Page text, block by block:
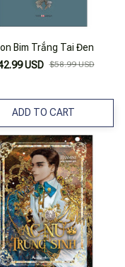
Bim Trắng Tai Đen
USD $58.99 USD
ADD TO CART